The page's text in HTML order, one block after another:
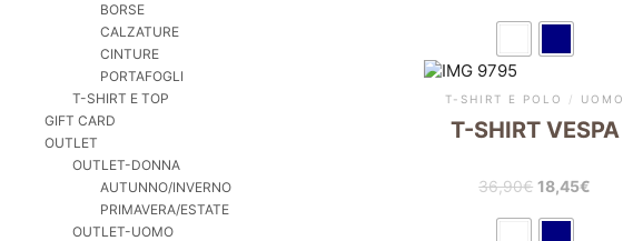
T-SHIRT E POLO / UOMO
T-SHIRT VESPA
36,90€ 18,45€
BORSE
CALZATURE
CINTURE
PORTAFOGLI
T-SHIRT E TOP
GIFT CARD
OUTLET
OUTLET-DONNA
AUTUNNO/INVERNO
PRIMAVERA/ESTATE
OUTLET-UOMO